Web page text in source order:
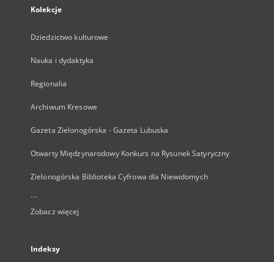
Kolekcje
Dziedzictwo kulturowe
Nauka i dydaktyka
Regionalia
Archiwum Kresowe
Gazeta Zielonogórska - Gazeta Lubuska
Otwarty Międzynarodowy Konkurs na Rysunek Satyryczny
Zielonogórska Biblioteka Cyfrowa dla Niewidomych
...
Zobacz więcej
Indeksy